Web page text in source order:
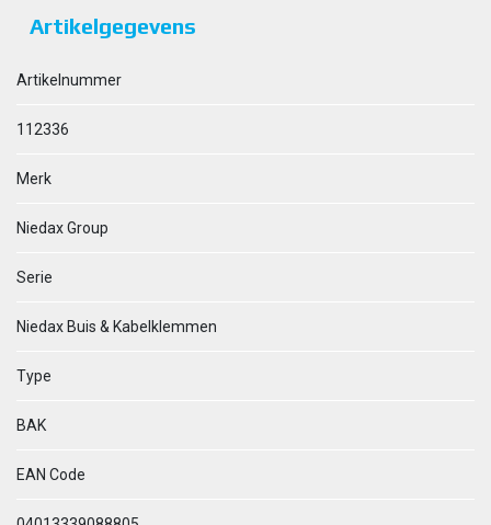
Artikelgegevens
Artikelnummer
112336
Merk
Niedax Group
Serie
Niedax Buis & Kabelklemmen
Type
BAK
EAN Code